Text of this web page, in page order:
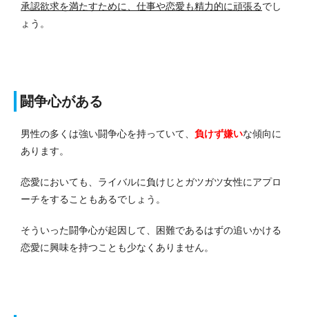
承認欲求を満たすために、仕事や恋愛も精力的に頑張るでし
ょう。
闘争心がある
男性の多くは強い闘争心を持っていて、 負けず嫌いな傾向に
あります。
恋愛においても、ライバルに負けじとガツガツ女性にアプロ
ーチをすることもあるでしょう。
そういった闘争心が起因して、困難であるはずの追いかける
恋愛に興味を持つことも少なくありません。